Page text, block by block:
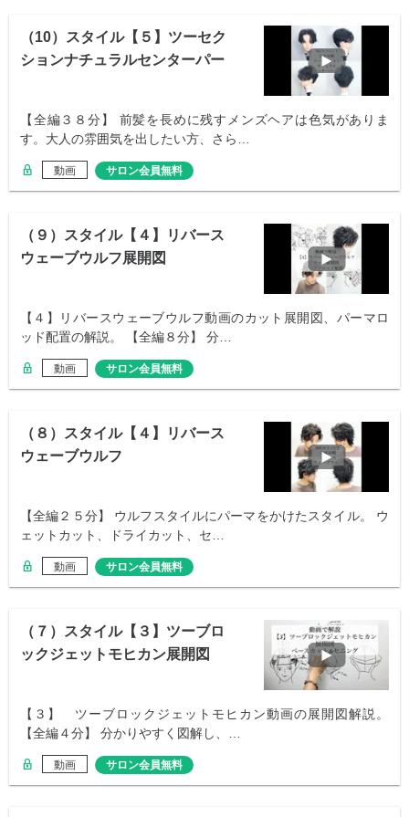
（10）スタイル【５】ツーセク
ションナチュラルセンターパー
【全編３８分】 前髪を長めに残すメンズヘアは色気がありま
す。大人の雰囲気を出したい方、さら…
動画 サロン会員無料
（９）スタイル【４】リバース
ウェーブウルフ展開図
【４】リバースウェーブウルフ動画のカット展開図、パーマロ
ッド配置の解説。 【全編８分】 分…
動画 サロン会員無料
（８）スタイル【４】リバース
ウェーブウルフ
【全編２５分】 ウルフスタイルにパーマをかけたスタイル。 ウ
ェットカット、ドライカット、セ…
動画 サロン会員無料
（７）スタイル【３】ツーブロ
ックジェットモヒカン展開図
【３】 ツーブロックジェットモヒカン動画の展開図解説。
【全編４分】 分かりやすく図解し、…
動画 サロン会員無料